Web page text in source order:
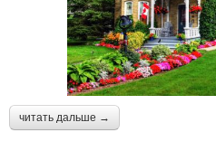
читать дальше →